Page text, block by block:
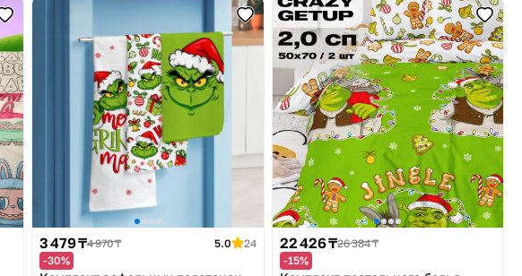
3 479 ₸4 970 ₸ 5.0
24
-30%
22 426 ₸26 384 ₸
-15%